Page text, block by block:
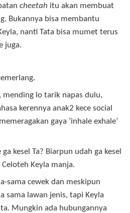
cheetah itu akan membuat
Bukannya bisa membantu
nanti Tata bisa mumet terus
juga.
mending lo tarik napas dulu,
kerennya anak2 kece social
gaya ‘inhale exhale’
kesel Ta? Biarpun udah ga kesel
Keyla manja.
sama cewek dan meskipun
sama lawan jenis, tapi Keyla
Mungkin ada hubungannya